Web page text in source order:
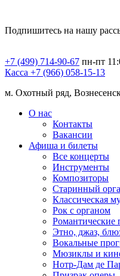
Подпишитесь на нашу
+7 (499) 714-90-67 пн-пт
Касса +7 (966) 058-15-13
м. Охотный ряд,
О нас
Контакты
Вакансии
Афиша и билеты
Все концерты
Инструменты
Композиторы
Старинный
Классическая
Рок с органом
Романтические
Этно, джаз,
Вокальные
Мюзиклы и
Нотр-Дам де